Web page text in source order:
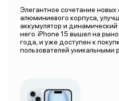
Элегантное сочетание новых
алюминиевого корпуса,
аккумулятор и динамический
него. iPhone 15 вышел на
года, и уже доступен к
пользователей уникальными